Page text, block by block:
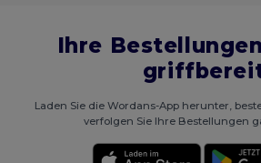
Ihre
Laden Sie die Wordans-App herunter,
verfolgen Sie Ihre Bestellungen